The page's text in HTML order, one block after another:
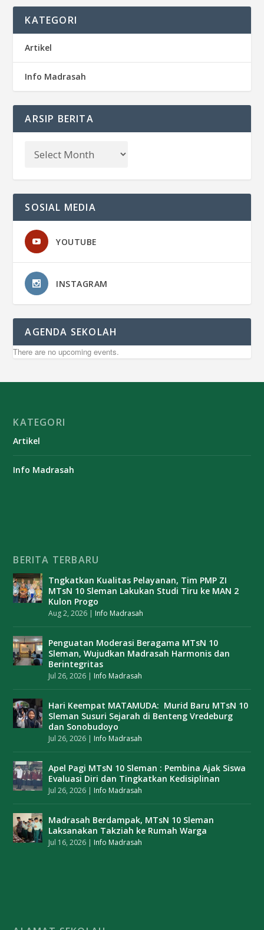
KATEGORI
Artikel
Info Madrasah
ARSIP BERITA
SOSIAL MEDIA
YOUTUBE
INSTAGRAM
AGENDA SEKOLAH
There are no upcoming events.
KATEGORI
Artikel
Info Madrasah
BERITA TERBARU
Tngkatkan Kualitas Pelayanan, Tim PMP ZI
MTsN 10 Sleman Lakukan Studi Tiru ke MAN 2
Kulon Progo
Aug 2, 2026 | Info Madrasah
Penguatan Moderasi Beragama MTsN 10
Sleman, Wujudkan Madrasah Harmonis dan
Berintegritas
Jul 26, 2026 | Info Madrasah
Hari Keempat MATAMUDA: Murid Baru MTsN 10
Sleman Susuri Sejarah di Benteng Vredeburg
dan Sonobudoyo
Jul 26, 2026 | Info Madrasah
Apel Pagi MTsN 10 Sleman : Pembina Ajak Siswa
Evaluasi Diri dan Tingkatkan Kedisiplinan
Jul 26, 2026 | Info Madrasah
Madrasah Berdampak, MTsN 10 Sleman
Laksanakan Takziah ke Rumah Warga
Jul 16, 2026 | Info Madrasah